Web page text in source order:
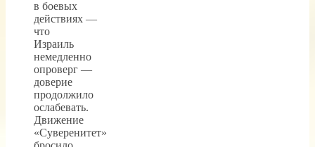
в боевых
действиях —
что
Израиль
немедленно
опроверг —
доверие
продолжило
ослабевать.
Движение
«Суверенитет»